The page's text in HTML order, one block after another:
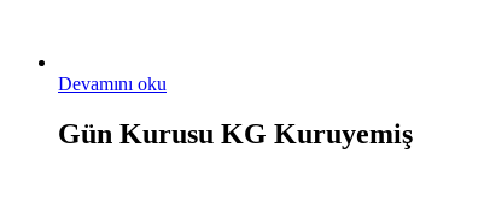
Devamını oku
Gün Kurusu KG Kuruyemiş